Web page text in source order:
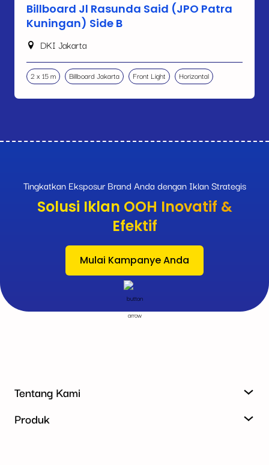
Billboard Jl Rasunda Said (JPO Patra
Kuningan) Side B
DKI Jakarta
2 x 15 m Billboard Jakarta Front Light Horizontal
Tingkatkan Eksposur Brand Anda dengan Iklan Strategis
Solusi Iklan OOH Inovatif &
Efektif
Mulai Kampanye Anda
Tentang Kami
Produk